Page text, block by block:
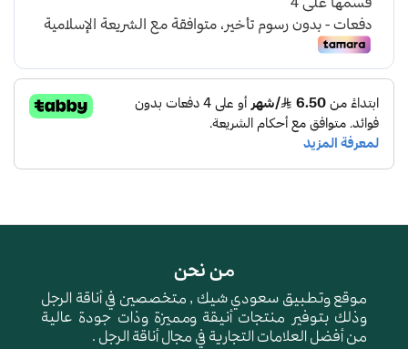
من نحن
موقع وتطبيق سعودي شيك , متخصصين في أناقة الرجل
وذلك بتوفير منتجات أنيقة ومميزة وذات جودة عالية
من أفضل العلامات التجارية في مجال أناقة الرجل .